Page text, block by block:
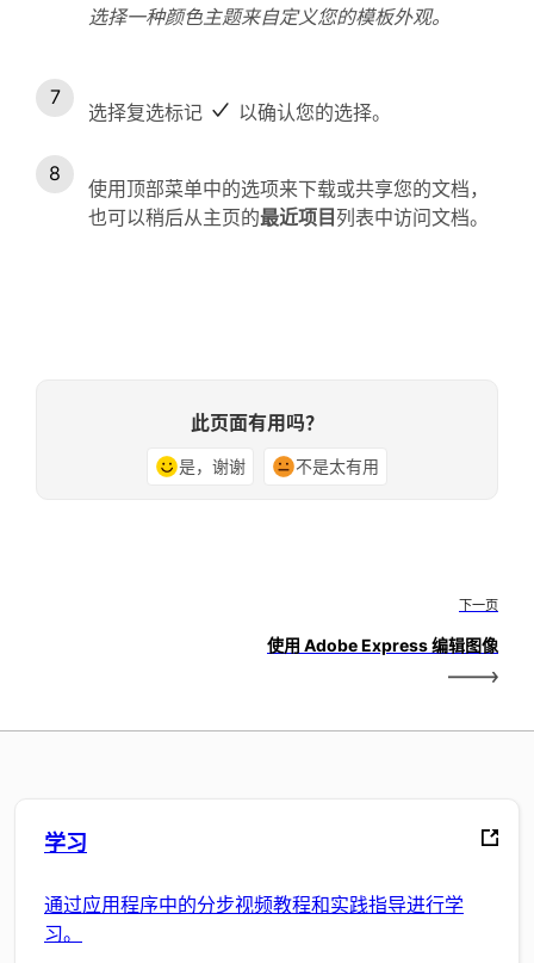
选择一种颜色主题来自定义您的模板外观。
选择复选标记 以确认您的选择。
使用顶部菜单中的选项来下载或共享您的文档，
也可以稍后从主页的最近项目 列表中访问文档。
此页面有用吗？
是，谢谢 不是太有用
下一页
使用 Adobe Express 编辑图像
学习
通过应用程序中的分步视频教程和实践指导进行学
习。